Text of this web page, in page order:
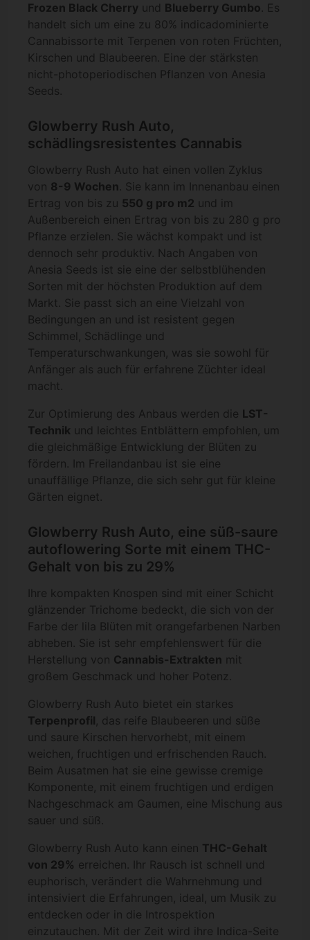
Frozen Black Cherry und Blueberry Gumbo. Es
handelt sich um eine zu 80% indicadominierte
Cannabissorte mit Terpenen von roten Früchten,
Kirschen und Blaubeeren. Eine der stärksten
nicht-photoperiodischen Pflanzen von Anesia
Seeds.
Glowberry Rush Auto,
schädlingsresistentes Cannabis
Glowberry Rush Auto hat einen vollen Zyklus
von 8-9 Wochen. Sie kann im Innenanbau einen
Ertrag von bis zu 550 g pro m2 und im
Außenbereich einen Ertrag von bis zu 280 g pro
Pflanze erzielen. Sie wächst kompakt und ist
dennoch sehr produktiv. Nach Angaben von
Anesia Seeds ist sie eine der selbstblühenden
Sorten mit der höchsten Produktion auf dem
Markt. Sie passt sich an eine Vielzahl von
Bedingungen an und ist resistent gegen
Schimmel, Schädlinge und
Temperaturschwankungen, was sie sowohl für
Anfänger als auch für erfahrene Züchter ideal
macht.
Zur Optimierung des Anbaus werden die LST-
Technik und leichtes Entblättern empfohlen, um
die gleichmäßige Entwicklung der Blüten zu
fördern. Im Freilandanbau ist sie eine
unauffällige Pflanze, die sich sehr gut für kleine
Gärten eignet.
Glowberry Rush Auto, eine süß-saure
autoflowering Sorte mit einem THC-
Gehalt von bis zu 29%
Ihre kompakten Knospen sind mit einer Schicht
glänzender Trichome bedeckt, die sich von der
Farbe der lila Blüten mit orangefarbenen Narben
abheben. Sie ist sehr empfehlenswert für die
Herstellung von Cannabis-Extrakten mit
großem Geschmack und hoher Potenz.
Glowberry Rush Auto bietet ein starkes
Terpenprofil, das reife Blaubeeren und süße
und saure Kirschen hervorhebt, mit einem
weichen, fruchtigen und erfrischenden Rauch.
Beim Ausatmen hat sie eine gewisse cremige
Komponente, mit einem fruchtigen und erdigen
Nachgeschmack am Gaumen, eine Mischung aus
sauer und süß.
Glowberry Rush Auto kann einen THC-Gehalt
von 29% erreichen. Ihr Rausch ist schnell und
euphorisch, verändert die Wahrnehmung und
intensiviert die Erfahrungen, ideal, um Musik zu
entdecken oder in die Introspektion
einzutauchen. Mit der Zeit wird ihre Indica-Seite